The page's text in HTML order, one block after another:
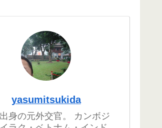
yasumitsukida
身の元外交官。 カンボジ